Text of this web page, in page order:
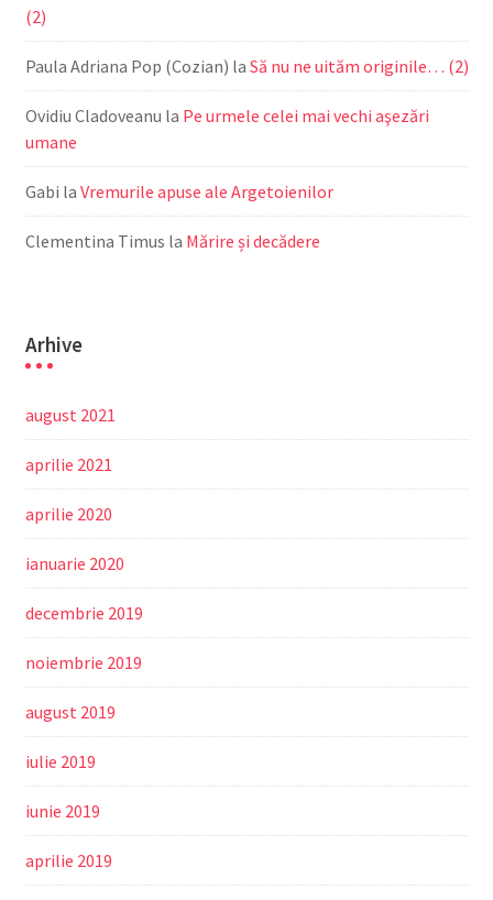
(2)
Paula Adriana Pop (Cozian) la Să nu ne uităm originile… (2)
Ovidiu Cladoveanu la Pe urmele celei mai vechi aşezări
umane
Gabi la Vremurile apuse ale Argetoienilor
Clementina Timus la Mărire și decădere
Arhive
august 2021
aprilie 2021
aprilie 2020
ianuarie 2020
decembrie 2019
noiembrie 2019
august 2019
iulie 2019
iunie 2019
aprilie 2019